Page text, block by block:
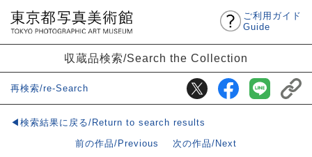
ご利用ガイド
Guide
収蔵品検索/Search the Collection
再検索/re-Search
◀検索結果に戻る/Return to search results
前の作品/Previous
次の作品/Next